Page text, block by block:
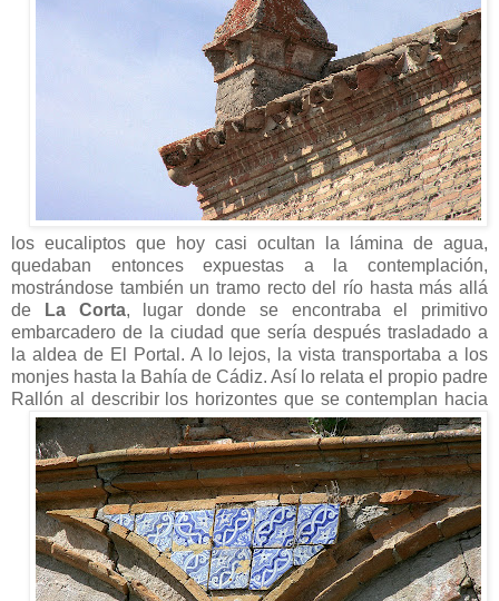
los eucaliptos que hoy casi ocultan la lámina de agua,
quedaban entonces expuestas a la contemplación,
mostrándose también un tramo recto del río hasta más allá
de
La Corta, lugar donde se encontraba el primitivo
embarcadero de la ciudad que sería después trasladado a
la aldea de El Portal. A lo lejos, la vista transportaba a los
monjes hasta la Bahía de Cádiz. Así lo relata el propio padre
Rallón al describir los horizontes que se contemplan hacia